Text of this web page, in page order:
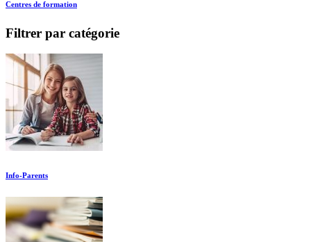
Centres de formation
Filtrer par catégorie
Info-Parents